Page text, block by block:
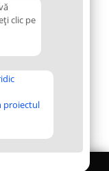
clic pe
proiectul